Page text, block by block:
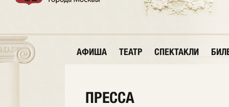
АФИША ТЕАТР СПЕКТАКЛИ
ПРЕССА